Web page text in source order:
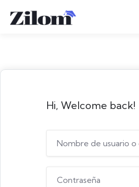
Hi, Welcome back!